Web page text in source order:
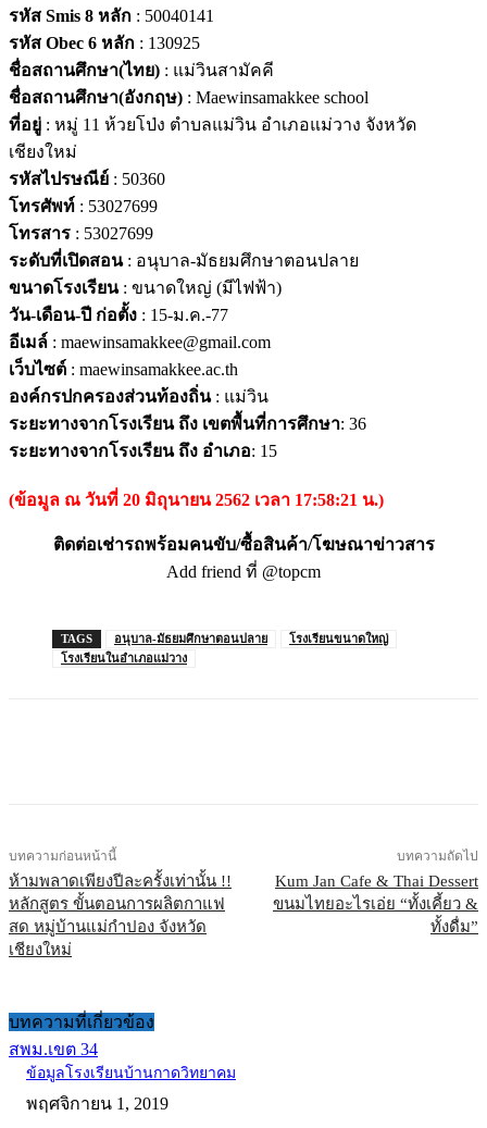
รหัส Smis 8 หลัก : 50040141
รหัส Obec 6 หลัก : 130925
ชื่อสถานศึกษา(ไทย) : แม่วินสามัคคี
ชื่อสถานศึกษา(อังกฤษ) : Maewinsamakkee school
ที่อยู่ : หมู่ 11 ห้วยโป่ง ตำบลแม่วิน อำเภอแม่วาง จังหวัด
เชียงใหม่
รหัสไปรษณีย์ : 50360
โทรศัพท์ : 53027699
โทรสาร : 53027699
ระดับที่เปิดสอน: อนุบาล-มัธยมศึกษาตอนปลาย
ขนาดโรงเรียน: ขนาดใหญ่ (มีไฟฟ้า)
วัน-เดือน-ปี ก่อตั้ง : 15-ม.ค.-77
อีเมล์ : maewinsamakkee@gmail.com
เว็บไซต์ : maewinsamakkee.ac.th
องค์กรปกครองส่วนท้องถิ่น: แม่วิน
ระยะทางจากโรงเรียน ถึง เขตพื้นที่การศึกษา: 36
ระยะทางจากโรงเรียน ถึง อำเภอ: 15
(ข้อมูล ณ วันที่ 20 มิถุนายน 2562 เวลา 17:58:21 น.)
ติดต่อเช่ารถพร้อมคนขับ/ซื้อสินค้า/โฆษณาข่าวสาร
Add friend ที่ @topcm
TAGS อนุบาล-มัธยมศึกษาตอนปลาย
โรงเรียนขนาดใหญ่
โรงเรียนในอำเภอแม่วาง
บทความก่อนหน้านี้
ห้ามพลาดเพียงปีละครั้งเท่านั้น !!
หลักสูตร ขั้นตอนการผลิตกาแฟ
สด หมู่บ้านแม่กำปอง จังหวัด
เชียงใหม่
บทความถัดไป
Kum Jan Cafe & Thai Dessert
ขนมไทยอะไรเอ่ย “ทั้งเคี้ยว &
ทั้งดื่ม”
บทความที่เกี่ยวข้อง
สพม.เขต 34
ข้อมูลโรงเรียนบ้านกาดวิทยาคม
พฤศจิกายน 1, 2019